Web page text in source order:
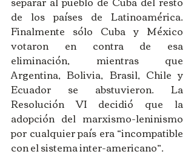
de los países de Latinoamérica.
Finalmente sólo Cuba y México
votaron en contra de esa
eliminación, mientras que
Argentina, Bolivia, Brasil, Chile y
Ecuador se abstuvieron. La
Resolución VI decidió que la
adopción del marxismo-leninismo
por cualquier país era “incompatible
con el sistema inter-americano”.